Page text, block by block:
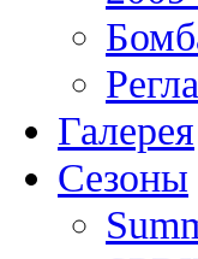
Галерея
Сезоны